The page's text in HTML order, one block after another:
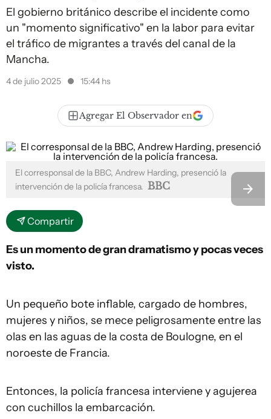
El gobierno británico describe el incidente como
un "momento significativo" en la labor para evitar
el tráfico de migrantes a través del canal de la
Mancha.
4 de julio 2025 15:44 hs
Agregar El Observador en
El corresponsal de la BBC, Andrew Harding, presenció la
intervención de la policía francesa. BBC
Compartir
Es un momento de gran dramatismo y pocas veces
visto.
Un pequeño bote inflable, cargado de hombres,
mujeres y niños, se mece peligrosamente entre las
olas en las aguas de la costa de Boulogne, en el
noroeste de Francia.
Entonces, la policía francesa interviene y agujerea
con cuchillos la embarcación.